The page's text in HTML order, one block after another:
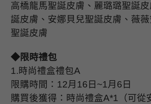
高橋龍馬聖誕皮膚、麗璐璐聖誕
誕皮膚、安娜貝兒聖誕皮膚、薇薇
聖誕皮膚
◆限時禮包
1.時尚禮盒禮包A
限購時間： 12月 16 日 ~1月 6 日
購買後獲得：時尚禮盒A*1 （可